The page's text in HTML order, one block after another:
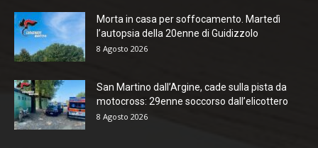
Morta in casa per soffocamento. Martedì
l’autopsia della 20enne di Guidizzolo
8 Agosto 2026
San Martino dall’Argine, cade sulla pista da
motocross: 29enne soccorso dall’elicottero
8 Agosto 2026